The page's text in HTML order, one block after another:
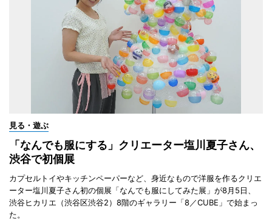
見る・遊ぶ
「なんでも服にする」クリエーター塩川夏子さん、
渋谷で初個展
カプセルトイやキッチンペーパーなど、身近なもので洋服を作るクリエ
ーター塩川夏子さん初の個展「なんでも服にしてみた展」が8月5日、
渋谷ヒカリエ（渋谷区渋谷2）8階のギャラリー「8／CUBE」で始まっ
た。